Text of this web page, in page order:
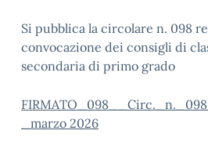
Si pubblica la circolare n. 098
convocazione dei consigli di
secondaria di primo grado
_marzo 2026